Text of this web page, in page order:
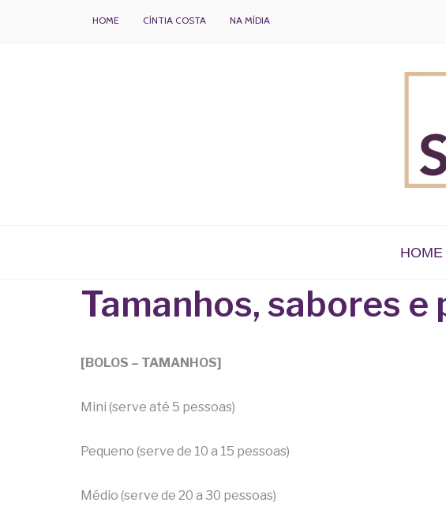
HOME CÍNTIA COSTA NA MÍDIA
HOME
Tamanhos, sabores
[BOLOS – TAMANHOS]
Mini (serve até 5 pessoas)
Pequeno (serve de 10 a 15 pessoas)
Médio (serve de 20 a 30 pessoas)